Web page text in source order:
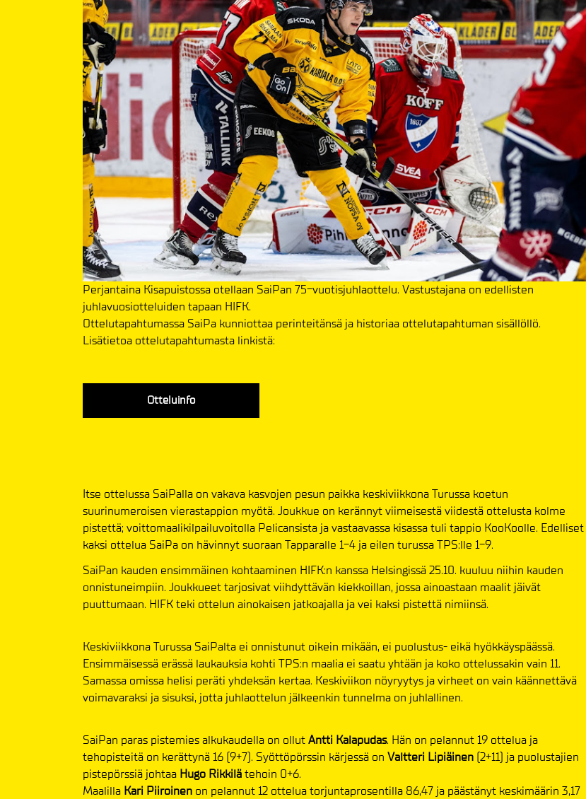
Perjantaina Kisapuistossa otellaan SaiPan 75-vuotisjuhlaottelu. Vastustajana on edellisten
juhlavuosiotteluiden tapaan HIFK.
Ottelutapahtumassa SaiPa kunniottaa perinteitänsä ja historiaa ottelutapahtuman sisällöllö.
Lisätietoa ottelutapahtumasta linkistä:
Otteluinfo
Itse ottelussa SaiPalla on vakava kasvojen pesun paikka keskiviikkona Turussa koetun
suurinumeroisen vierastappion myötä. Joukkue on kerännyt viimeisestä viidestä ottelusta kolme
pistettä; voittomaalikilpailuvoitolla Pelicansista ja vastaavassa kisassa tuli tappio KooKoolle. Edelliset
kaksi ottelua SaiPa on hävinnyt suoraan Tapparalle 1-4 ja eilen turussa TPS:lle 1-9.
SaiPan kauden ensimmäinen kohtaaminen HIFK:n kanssa Helsingissä 25.10. kuuluu niihin kauden
onnistuneimpiin. Joukkueet tarjosivat viihdyttävän kiekkoillan, jossa ainoastaan maalit jäivät
puuttumaan. HIFK teki ottelun ainokaisen jatkoajalla ja vei kaksi pistettä nimiinsä.
Keskiviikkona Turussa SaiPalta ei onnistunut oikein mikään, ei puolustus- eikä hyökkäyspäässä.
Ensimmäisessä erässä laukauksia kohti TPS:n maalia ei saatu yhtään ja koko ottelussakin vain 11.
Samassa omissa helisi peräti yhdeksän kertaa. Keskiviikon nöyryytys ja virheet on vain käännettävä
voimavaraksi ja sisuksi, jotta juhlaottelun jälkeenkin tunnelma on juhlallinen.
SaiPan paras pistemies alkukaudella on ollutAntti Kalapudas. Hän on pelannut 19 ottelua ja
tehopisteitä on kerättynä 16 (9+7). Syöttöpörssin kärjessä on Valtteri Lipiäinen (2+11) ja puolustajien
pistepörssiä johtaa Hugo Rikkilätehoin 0+6.
Maalilla Kari Piiroinen on pelannut 12 ottelua torjuntaprosentilla 86,47 ja päästänyt keskimäärin 3,17